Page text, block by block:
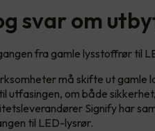
svar om
fra gamle lysstoffrør til
må skifte ut gamle
utfasingen, om både
Signify har
til LED-lysrør.